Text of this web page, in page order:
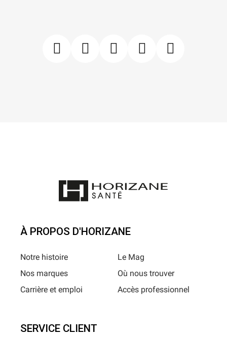
À PROPOS D'HORIZANE
Notre histoire
Nos marques
Carrière et emploi
Le Mag
Où nous trouver
Accès professionnel
SERVICE CLIENT